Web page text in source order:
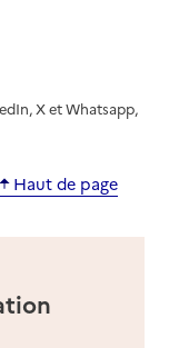
X et Whatsapp,
Haut de page